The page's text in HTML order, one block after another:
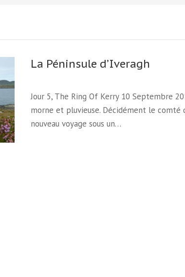
La Péninsule d’Iveragh
Jour 5, The Ring Of Kerry 10 Septembre
morne et pluvieuse. Décidément le comté
nouveau voyage sous un…